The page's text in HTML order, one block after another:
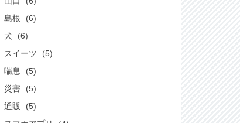
島根
6
犬
6
スイーツ
5
喘息
5
災害
5
通販
5